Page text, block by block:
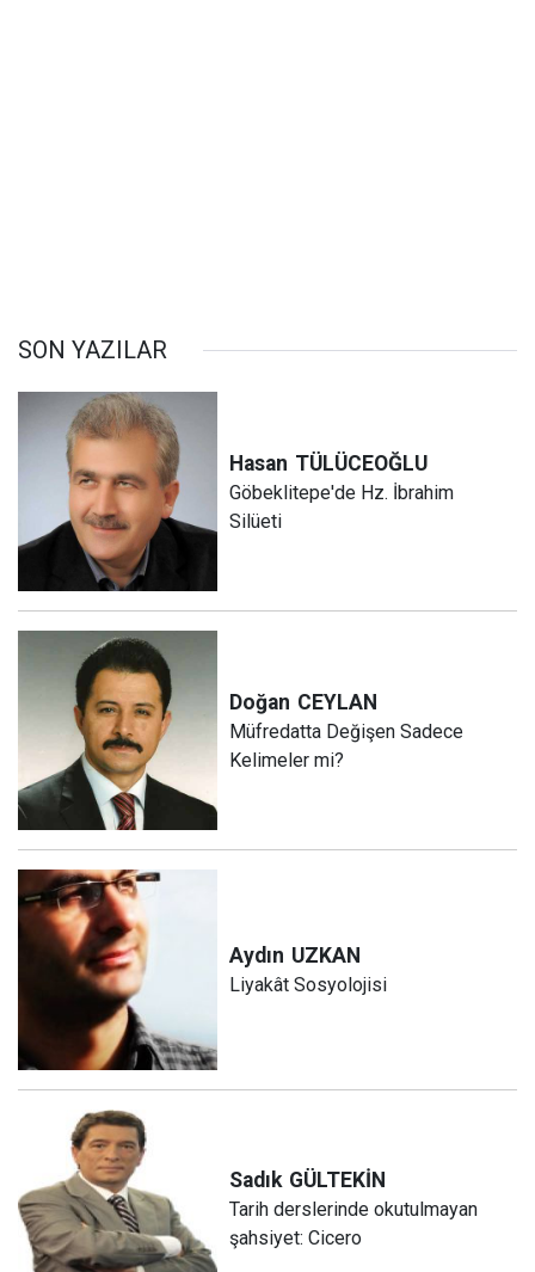
SON YAZILAR
Hasan TÜLÜCEOĞLU
Göbeklitepe'de Hz. İbrahim
Silüeti
Doğan CEYLAN
Müfredatta Değişen Sadece
Kelimeler mi?
Aydın UZKAN
Liyakât Sosyolojisi
Sadık GÜLTEKİN
Tarih derslerinde okutulmayan
şahsiyet: Cicero